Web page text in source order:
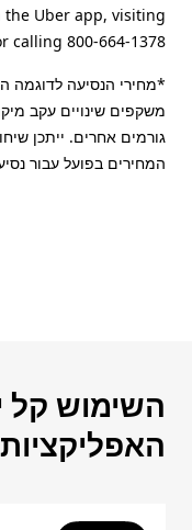
Uber app, visiting
calling 800-664-1378.
משקפים שינויים עקב
גורמים אחרים. ייתכן
המחירים בפועל עבור
השימוש קל
האפליקציות